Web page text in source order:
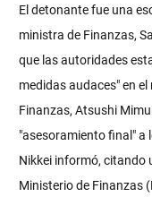
El detonante fue una
ministra de Finanzas,
que las autoridades
medidas audaces" en
Finanzas, Atsushi
"asesoramiento final" a
Nikkei informó, citando
Ministerio de Finanzas